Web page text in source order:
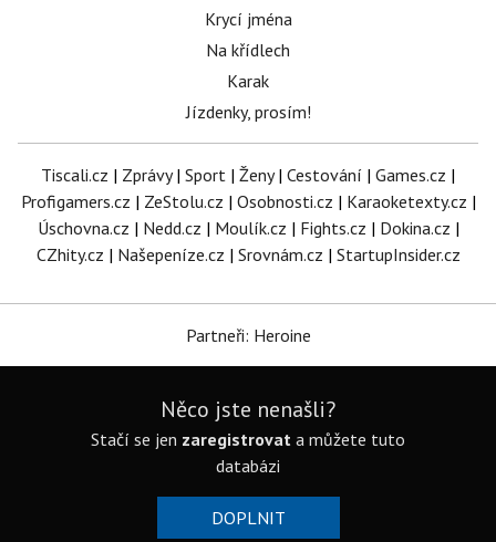
Krycí jména
Na křídlech
Karak
Jízdenky, prosím!
Tiscali.cz | Zprávy| Sport | Ženy| Cestování | Games.cz |
Profigamers.cz | ZeStolu.cz | Osobnosti.cz | Karaoketexty.cz |
Úschovna.cz | Nedd.cz | Moulík.cz | Fights.cz | Dokina.cz |
CZhity.cz | Našepeníze.cz | Srovnám.cz | StartupInsider.cz
Partneři: Heroine
Něco jste nenašli?
Stačí se jen zaregistrovat a můžete tuto
databázi
DOPLNIT